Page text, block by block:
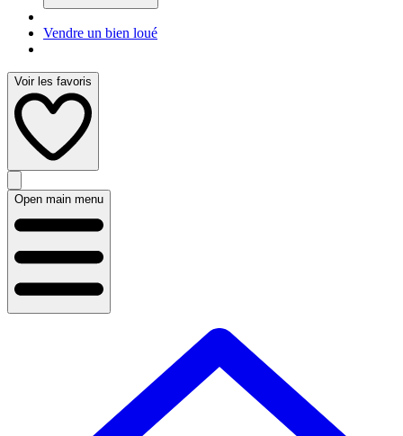
Vendre un bien loué
Voir les favoris
Open main menu